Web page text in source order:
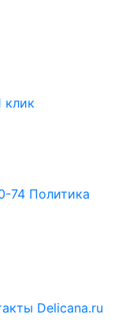
клик
74 Политика
Delicana.ru